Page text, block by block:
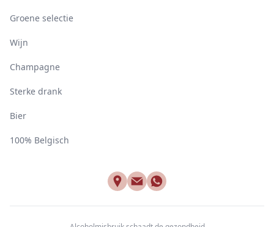
Groene selectie
Wijn
Champagne
Sterke drank
Bier
100% Belgisch